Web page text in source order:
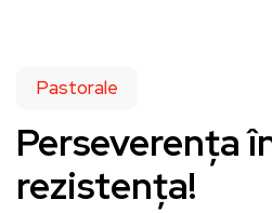
Pastorale
Perseverența
rezistența!